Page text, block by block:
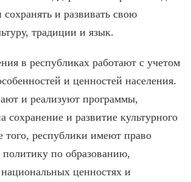
и развивать свою
традиции и язык.
в республиках работают с учетом
и ценностей населения.
и реализуют программы,
сохранение и развитие культурного
того, республики имеют право
по образованию,
ценностях и